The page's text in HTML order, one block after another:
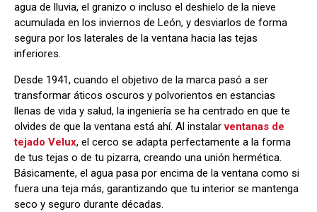
agua de lluvia, el granizo o incluso el deshielo de la nieve
acumulada en los inviernos de León, y desviarlos de forma
segura por los laterales de la ventana hacia las tejas
inferiores.
Desde 1941, cuando el objetivo de la marca pasó a ser
transformar áticos oscuros y polvorientos en estancias
llenas de vida y salud, la ingeniería se ha centrado en que te
olvides de que la ventana está ahí. Al instalarventanas de
tejado Velux, el cerco se adapta perfectamente a la forma
de tus tejas o de tu pizarra, creando una unión hermética.
Básicamente, el agua pasa por encima de la ventana como si
fuera una teja más, garantizando que tu interior se mantenga
seco y seguro durante décadas.